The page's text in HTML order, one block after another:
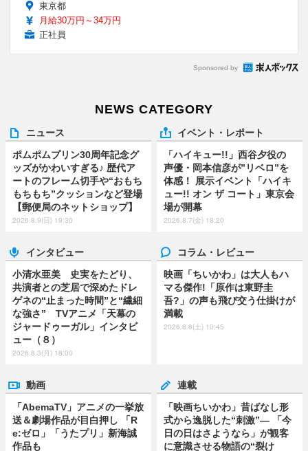
東京都
月給30万円～34万円
正社員
Sponsored by
NEWS CATEGORY
ニュース
ポムポムプリン30周年記念グ
ッズがかわいすぎる♪ 歴代ア
ートのフレーム切手や“おもち
もちもち”クッションなど登場
【郵便局のネットショップ】
2026.8.9(日) 19:30
イベント・レポート
「ハイキュー!!」西谷夕役の
声優・岡本信彦が”リベロ”を
体感！ 展示イベント「ハイキ
ュー!! オン ザ コート」東京会
場が開幕
2026.8.7(金) 18:20
インタビュー
小清水亜美 史実をたどり、
共演者との芝居で深めたドレ
ゲネの“止まった時間”と“繊細
な強さ” TVアニメ「天幕の
ジャードゥーガル」インタビ
ュー（８）
2026.8.3(月) 18:00
コラム・レビュー
映画「ちいかわ」は大人もハ
マる傑作!「原作は東野圭
吾?」の声も飛び交う仕掛けが
満載
2026.8.8(土) 10:45
動画
「AbemaTV」アニメの一挙放
送＆劇場作品が目白押し 「R
e:ゼロ」「うたプリ」新海誠
作品も
連載
「映画ちいかわ」昔ばなし形
式から逸脱した“刺激”― 「今
日の日はさようなら」が観客
に意識させる物語の“裂け